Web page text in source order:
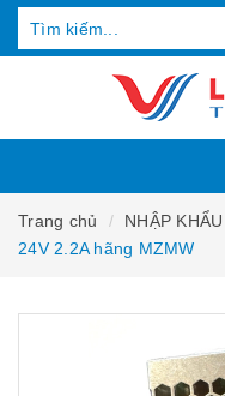
Trang chủ NHẬP KHẨU
24V 2.2A hãng MZMW